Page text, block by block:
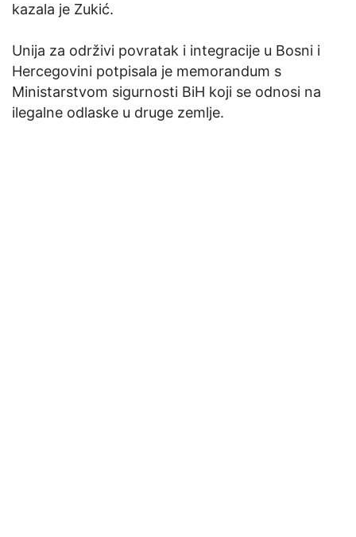
kazala je Zukić.
Unija za održivi povratak i integracije u Bosni i
Hercegovini potpisala je memorandum s
Ministarstvom sigurnosti BiH koji se odnosi na
ilegalne odlaske u druge zemlje.